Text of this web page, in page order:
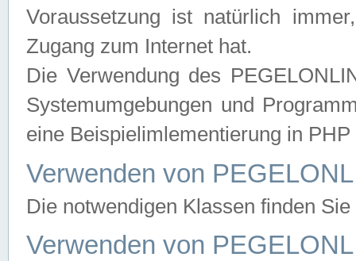
Voraussetzung ist natürlich
Zugang zum Internet hat.
Die Verwendung des
Systemumgebungen und
eine Beispielimlementierung in
Verwenden von
Die notwendigen Klassen finden
Verwenden von